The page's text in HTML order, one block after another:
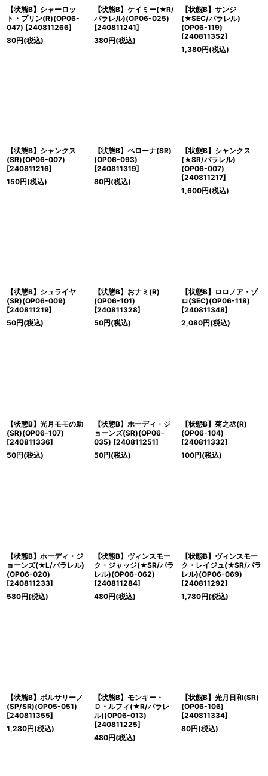
【状態B】シャーロッ
ト・プリン(R)(OP06-
047) [240811266]
80円(税込)
【状態B】ケイミー(★R/
パラレル)(OP06-025)
[240811241]
380円(税込)
【状態B】サンジ
(★SEC/パラレル)
(OP06-119)
[240811352]
1,380円(税込)
【状態B】シャンクス
(SR)(OP06-007)
[240811216]
150円(税込)
【状態B】ペローナ(SR)
(OP06-093)
[240811319]
80円(税込)
【状態B】シャンクス
(★SR/パラレル)
(OP06-007)
[240811217]
1,600円(税込)
【状態B】シュライヤ
(SR)(OP06-009)
[240811219]
50円(税込)
【状態B】おナミ(R)
(OP06-101)
[240811328]
50円(税込)
【状態B】ロロノア・ゾ
ロ(SEC)(OP06-118)
[240811348]
2,080円(税込)
【状態B】光月モモの助
(SR)(OP06-107)
[240811336]
50円(税込)
【状態B】ホーディ・ジ
ョーンズ(SR)(OP06-
035) [240811251]
50円(税込)
【状態B】菊之丞(R)
(OP06-104)
[240811332]
100円(税込)
【状態B】ホーディ・ジ
ョーンズ(★L/パラレル)
(OP06-020)
[240811233]
580円(税込)
【状態B】ヴィンスモー
ク・ジャッジ(★SR/パラ
レル)(OP06-062)
[240811284]
480円(税込)
【状態B】ヴィンスモー
ク・レイジュ(★SR/パラ
レル)(OP06-069)
[240811292]
1,780円(税込)
【状態B】ボルサリーノ
(SP/SR)(OP05-051)
[240811355]
1,280円(税込)
【状態B】モンキー・
Ｄ・ルフィ(★R/パラレ
ル)(OP06-013)
[240811225]
480円(税込)
【状態B】光月日和(SR)
(OP06-106)
[240811334]
80円(税込)